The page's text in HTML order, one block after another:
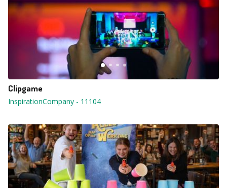
Clipgame
InspirationCompany - 11104